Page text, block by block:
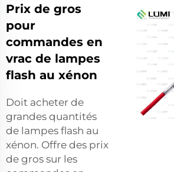
Prix de gros
pour
commandes en
vrac de lampes
flash au xénon
Doit acheter de
grandes quantités
de lampes flash au
xénon. Offre des prix
de gros sur les